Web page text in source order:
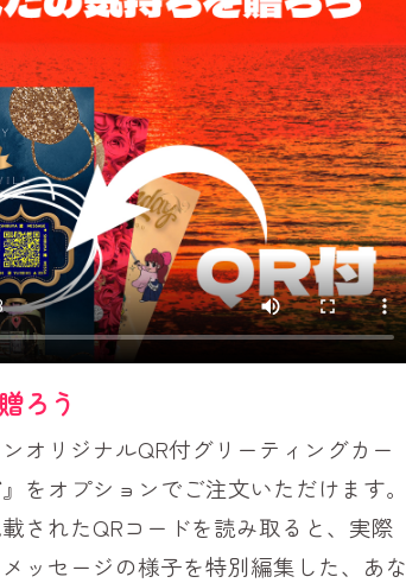
ろう
オリジナルQR付グリーティングカー
』をオプションでご注文いただけます。
されたQRコードを読み取ると、実際
ッセージの様子を特別編集した、あな